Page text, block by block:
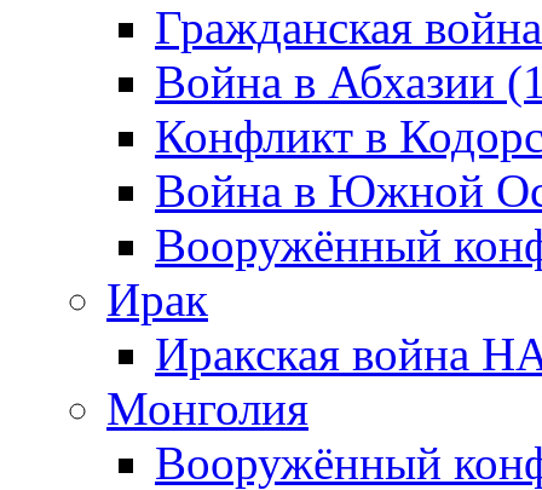
Гражданская
Война в Абхазии
Конфликт в
Война в Южной
Вооружённый
Ирак
Иракская война
Монголия
Вооружённый